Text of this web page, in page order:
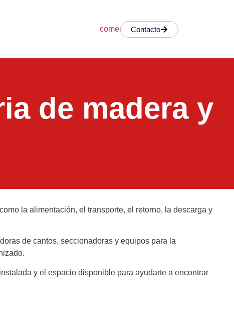
Contacto
de madera y
la alimentación, el transporte, el retorno, la descarga y
de cantos, seccionadoras y equipos para la
y el espacio disponible para ayudarte a encontrar